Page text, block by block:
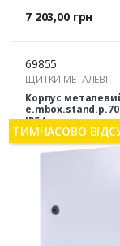
Ціна
7 203,00 грн
69855
ЩИТКИ МЕТАЛЕВІ
Корпус
IP54 з
(s0105017)
ТИМЧАСОВО